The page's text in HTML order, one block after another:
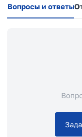
Вопросы и ответы